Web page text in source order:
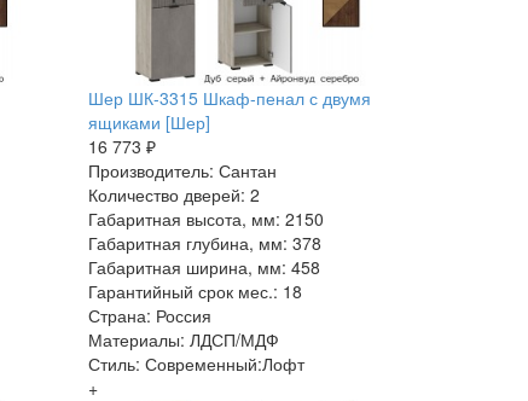
Шер ШК-3315 Шкаф-пенал с двумя
ящиками [Шер]
16 773 ₽
Производитель: Сантан
Количество дверей: 2
Габаритная высота, мм: 2150
Габаритная глубина, мм: 378
Габаритная ширина, мм: 458
Гарантийный срок мес.: 18
Страна: Россия
Материалы: ЛДСП/МДФ
Стиль: Современный:Лофт
+